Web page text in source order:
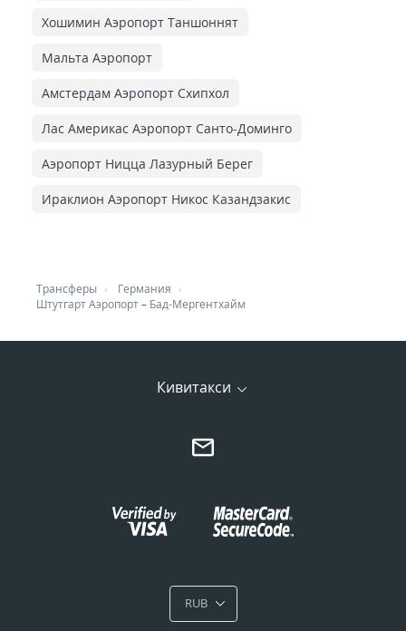
Хошимин Аэропорт Таншоннят
Мальта Аэропорт
Амстердам Аэропорт Схипхол
Лас Америкас Аэропорт Санто-Доминго
Аэропорт Ницца Лазурный Берег
Ираклион Аэропорт Никос Казандзакис
Трансферы
Германия
Штутгарт Аэропорт– Бад-Мергентхайм
Кивитакси
RUB